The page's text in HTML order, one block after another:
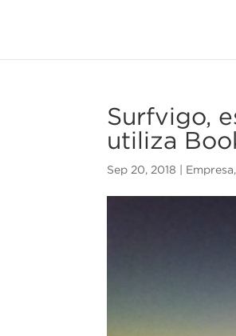
Surfvigo,
utiliza
Sep 20, 2018 Empresa,